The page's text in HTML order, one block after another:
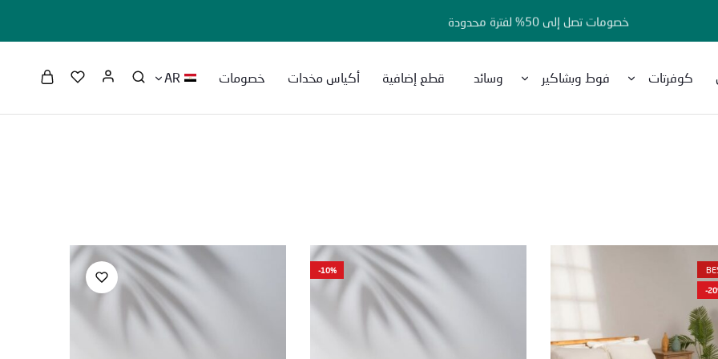
خصومات تصل إلى 50% لفترة محدودة
كوفرتات فوط وبشاكير وسائد قطع إضافية أكياس مخدات خصومات AR
-
-10%